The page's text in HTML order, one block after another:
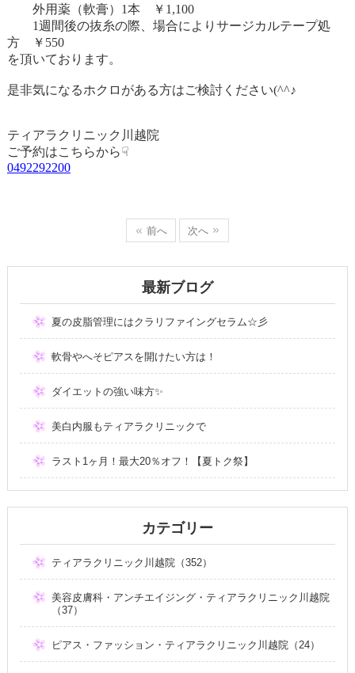
外用薬（軟膏） 1本 ￥ 1,100
1週間後の抜糸の際、場合によりサージカルテープ処
方 ￥ 550
を頂いております。
是非気になるホクロがある方はご検討ください(^^♪
ティアラクリニック川越院
ご予約はこちらから☟
0492292200
前へ 次へ
最新ブログ
夏の皮脂管理にはクラリファイングセラム☆彡
軟骨やへそピアスを開けたい方は！
ダイエットの強い味方✨
美白内服もティアラクリニックで
ラスト1ヶ月！最大20％オフ！【夏トク祭】
カテゴリー
ティアラクリニック川越院（352）
美容皮膚科・アンチエイジング・ティアラクリニック川越院
（37）
ピアス・ファッション・ティアラクリニック川越院（24）